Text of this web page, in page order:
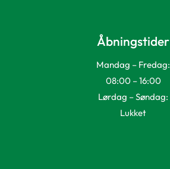
Åbningstider
Mandag – Fredag:
08:00 – 16:00
Lørdag – Søndag:
Lukket